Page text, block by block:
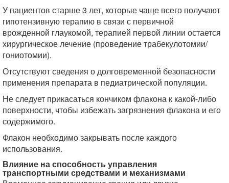
У пациентов старше 3 лет, которые чаще всего получают
гипотензивную терапию в связи с первичной
врожденной глаукомой, терапией первой линии остается
хирургическое лечение (проведение трабекулотомии/
гониотомии).
Отсутствуют сведения о долговременной безопасности
применения препарата в педиатрической популяции.
Не следует прикасаться кончиком флакона к какой-либо
поверхности, чтобы избежать загрязнения флакона и его
содержимого.
Флакон необходимо закрывать после каждого
использования.
Влияние на способность управления
транспортными средствами и механизмами